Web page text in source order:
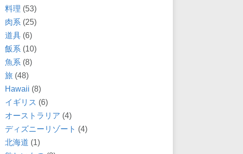
料理 (53)
肉系 (25)
道具 (6)
飯系 (10)
魚系 (8)
旅 (48)
Hawaii (8)
イギリス (6)
オーストラリア (4)
ディズニーリゾート (4)
北海道 (1)